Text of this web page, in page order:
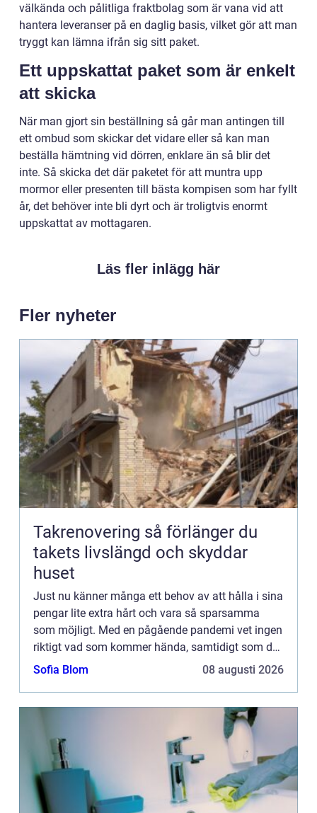
välkända och pålitliga fraktbolag som är vana vid att
hantera leveranser på en daglig basis, vilket gör att man
tryggt kan lämna ifrån sig sitt paket.
Ett uppskattat paket som är enkelt
att skicka
När man gjort sin beställning så går man antingen till
ett ombud som skickar det vidare eller så kan man
beställa hämtning vid dörren, enklare än så blir det
inte. Så skicka det där paketet för att muntra upp
mormor eller presenten till bästa kompisen som har fyllt
år, det behöver inte bli dyrt och är troligtvis enormt
uppskattat av mottagaren.
Läs fler inlägg här
Fler nyheter
Takrenovering så förlänger du
takets livslängd och skyddar
huset
Just nu känner många ett behov av att hålla i sina
pengar lite extra hårt och vara så sparsamma
som möjligt. Med en pågående pandemi vet ingen
riktigt vad som kommer hända, samtidigt som det
finns ett behov av att försöka leva så ”normalt”...
Sofia Blom 08 augusti 2026